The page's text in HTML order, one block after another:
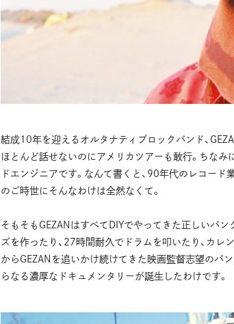
結成10年を迎えるオルタナティブロックバンド、
ほとんど話せないのにアメリカツアーも敢行。ちな
ドエンジニアです。なんて書くと、90年代のレコー
のご時世にそんなわけは全然なくて。
そもそもGEZANはすべてDIYでやってきた正しいパ
ズを作ったり、27時間耐久でドラムを叩いたり、カ
からGEZANを追いかけ続けてきた映画監督志望のパ
らなる濃厚なドキュメンタリーが誕生したわけです。